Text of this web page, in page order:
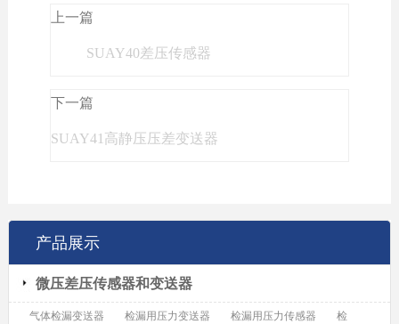
上一篇
SUAY40差压传感器
下一篇
SUAY41高静压压差变送器
产品展示
微压差压传感器和变送器
气体检漏变送器 检漏用压力变送器 检漏用压力传感器
检